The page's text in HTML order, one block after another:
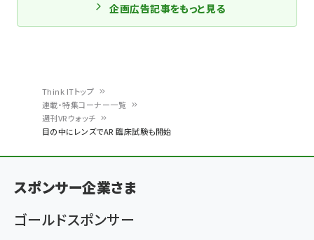
く
ず
Think ITトップ
連載・特集コーナー一覧
週刊VRウォッチ
目の中にレンズでAR 臨床試験も開始
企画広告記事をもっと見る
スポンサー企業さま
ゴールドスポンサー